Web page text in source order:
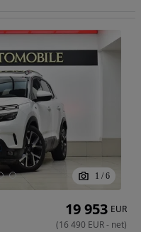
1 / 6
19 953 EUR
(16 490 EUR- net)